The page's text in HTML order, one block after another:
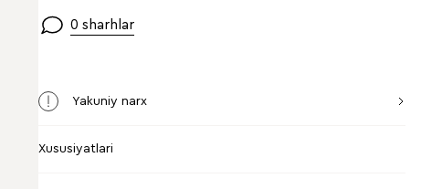
0 sharhlar
Yakuniy narx
Xususiyatlari